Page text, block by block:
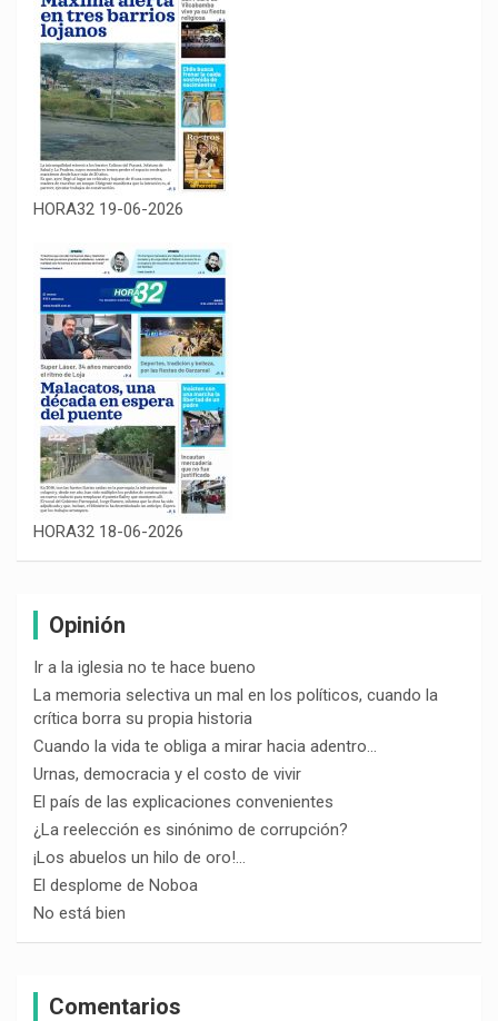
HORA32 19-06-2026
HORA32 18-06-2026
Opinión
Ir a la iglesia no te hace bueno
La memoria selectiva un mal en los políticos, cuando la
crítica borra su propia historia
Cuando la vida te obliga a mirar hacia adentro…
Urnas, democracia y el costo de vivir
El país de las explicaciones convenientes
¿La reelección es sinónimo de corrupción?
¡Los abuelos un hilo de oro!…
El desplome de Noboa
No está bien
Comentarios